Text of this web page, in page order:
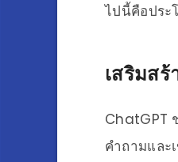
ไปนี้คือประ
เสริมส
ChatGPT
คำถามและ